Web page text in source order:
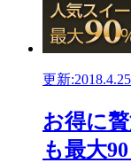
更新:2018.4.25
お得に
も最大